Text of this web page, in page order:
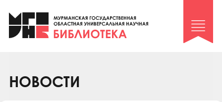
Клуб «Гиря и сельдерей»
Клуб «Семейный архив»
Коллегам
НОВОСТИ